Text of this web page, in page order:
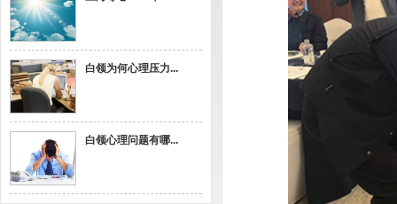
白领为何心理压力...
白领心理问题有哪...